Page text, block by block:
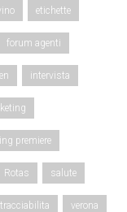
etichette
forum agenti
intervista
premiere
Rotas salute
tracciabilita verona